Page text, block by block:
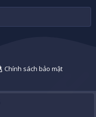
Chính sách bảo mật